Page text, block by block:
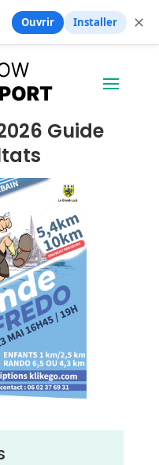
Guide
Ouvrir Installer ✕